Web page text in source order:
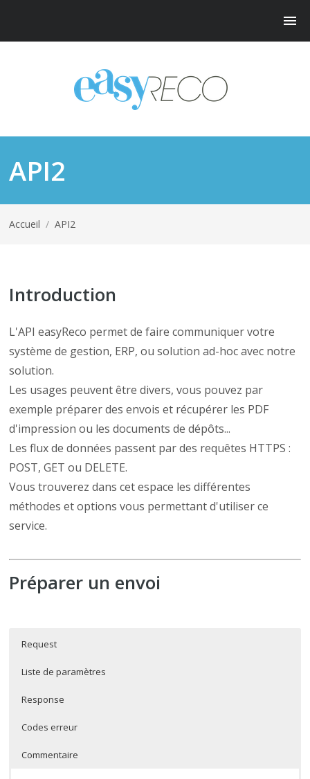
API2
Accueil / API2
Introduction
L'API easyReco permet de faire communiquer votre
système de gestion, ERP, ou solution ad-hoc avec notre
solution.
Les usages peuvent être divers, vous pouvez par
exemple préparer des envois et récupérer les PDF
d'impression ou les documents de dépôts...
Les flux de données passent par des requêtes HTTPS :
POST, GET ou DELETE.
Vous trouverez dans cet espace les différentes
méthodes et options vous permettant d'utiliser ce
service.
Préparer un envoi
Request
Liste de paramètres
Response
Codes erreur
Commentaire